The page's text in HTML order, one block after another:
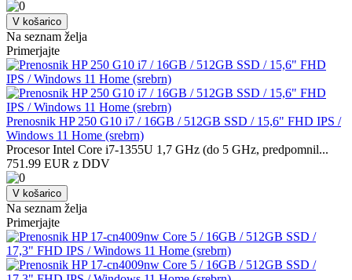
V košarico
Na seznam želja
Primerjajte
Prenosnik HP 250 G10 i7 / 16GB / 512GB SSD / 15,6" FHD IPS /
Windows 11 Home (srebrn)
Procesor Intel Core i7-1355U 1,7 GHz (do 5 GHz, predpomnil...
751.99 EUR z DDV
V košarico
Na seznam želja
Primerjajte